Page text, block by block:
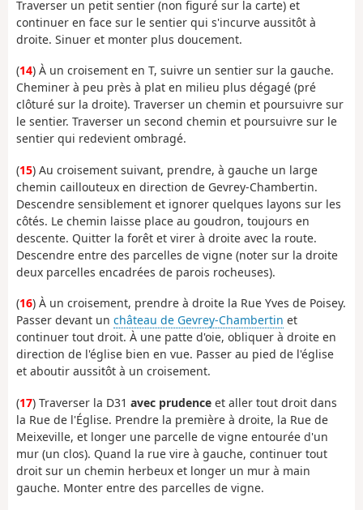
Traverser un petit sentier (non figuré sur la carte) et
continuer en face sur le sentier qui s'incurve aussitôt à
droite. Sinuer et monter plus doucement.
(14) À un croisement en T, suivre un sentier sur la gauche.
Cheminer à peu près à plat en milieu plus dégagé (pré
clôturé sur la droite). Traverser un chemin et poursuivre sur
le sentier. Traverser un second chemin et poursuivre sur le
sentier qui redevient ombragé.
(15) Au croisement suivant, prendre, à gauche un large
chemin caillouteux en direction de Gevrey-Chambertin.
Descendre sensiblement et ignorer quelques layons sur les
côtés. Le chemin laisse place au goudron, toujours en
descente. Quitter la forêt et virer à droite avec la route.
Descendre entre des parcelles de vigne (noter sur la droite
deux parcelles encadrées de parois rocheuses).
(16) À un croisement, prendre à droite la Rue Yves de Poisey.
Passer devant un château de Gevrey-Chambertin et
continuer tout droit. À une patte d'oie, obliquer à droite en
direction de l'église bien en vue. Passer au pied de l'église
et aboutir aussitôt à un croisement.
(17) Traverser la D31 avec prudence et aller tout droit dans
la Rue de l'Église. Prendre la première à droite, la Rue de
Meixeville, et longer une parcelle de vigne entourée d'un
mur (un clos). Quand la rue vire à gauche, continuer tout
droit sur un chemin herbeux et longer un mur à main
gauche. Monter entre des parcelles de vigne.